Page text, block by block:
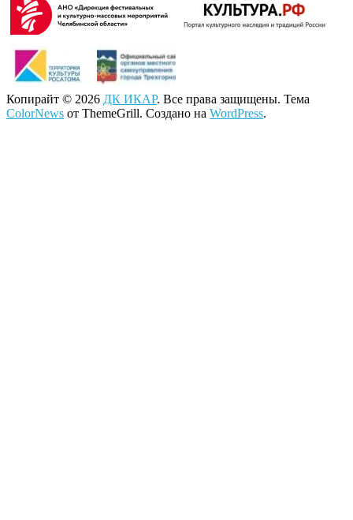
Копирайт © 2026 ДК ИКАР. Все права защищены. Тема
ColorNews от ThemeGrill. Создано на WordPress.